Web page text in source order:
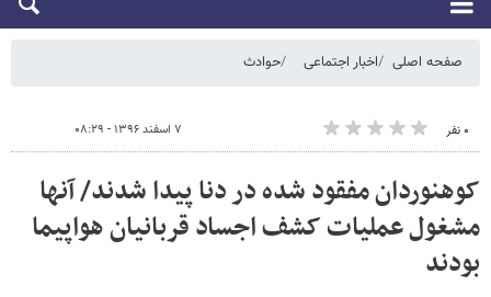
صفحه اصلی اخبار اجتماعی حوادث
۰ نفر ۷ اسفند ۱۳۹۶ - ۰۸:۲۹
کوهنوردان مفقود شده در دنا پیدا شدند/ آنها
مشغول عملیات کشف اجساد قربانیان هواپیما
بودند